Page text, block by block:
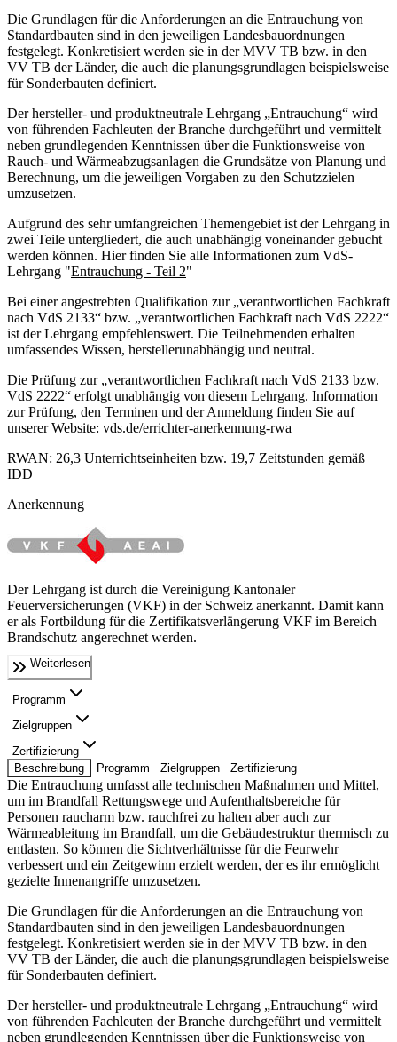
Die Grundlagen für die Anforderungen an die Entrauchung von
Standardbauten sind in den jeweiligen Landesbauordnungen
festgelegt. Konkretisiert werden sie in der MVV TB bzw. in den
VV TB der Länder, die auch die planungsgrundlagen beispielsweise
für Sonderbauten definiert.
Der hersteller- und produktneutrale Lehrgang „Entrauchung“ wird
von führenden Fachleuten der Branche durchgeführt und vermittelt
neben grundlegenden Kenntnissen über die Funktionsweise von
Rauch- und Wärmeabzugsanlagen die Grundsätze von Planung und
Berechnung, um die jeweiligen Vorgaben zu den Schutzzielen
umzusetzen.
Aufgrund des sehr umfangreichen Themengebiet ist der Lehrgang in
zwei Teile untergliedert, die auch unabhängig voneinander gebucht
werden können. Hier finden Sie alle Informationen zum VdS-
Lehrgang "Entrauchung - Teil 2"
Bei einer angestrebten Qualifikation zur „verantwortlichen Fachkraft
nach VdS 2133“ bzw. „verantwortlichen Fachkraft nach VdS 2222“
ist der Lehrgang empfehlenswert. Die Teilnehmenden erhalten
umfassendes Wissen, herstellerunabhängig und neutral.
Die Prüfung zur „verantwortlichen Fachkraft nach VdS 2133 bzw.
VdS 2222“ erfolgt unabhängig von diesem Lehrgang. Information
zur Prüfung, den Terminen und der Anmeldung finden Sie auf
unserer Website: vds.de/errichter-anerkennung-rwa
RWAN: 26,3 Unterrichtseinheiten bzw. 19,7 Zeitstunden gemäß
IDD
Anerkennung
Der Lehrgang ist durch die Vereinigung Kantonaler
Feuerversicherungen (VKF) in der Schweiz anerkannt. Damit kann
er als Fortbildung für die Zertifikatsverlängerung VKF im Bereich
Brandschutz angerechnet werden.
Weiterlesen
Programm
Zielgruppen
Zertifizierung
Beschreibung
Programm Zielgruppen Zertifizierung
Die Entrauchung umfasst alle technischen Maßnahmen und Mittel,
um im Brandfall Rettungswege und Aufenthaltsbereiche für
Personen raucharm bzw. rauchfrei zu halten aber auch zur
Wärmeableitung im Brandfall, um die Gebäudestruktur thermisch zu
entlasten. So können die Sichtverhältnisse für die Feurwehr
verbessert und ein Zeitgewinn erzielt werden, der es ihr ermöglicht
gezielte Innenangriffe umzusetzen.
Die Grundlagen für die Anforderungen an die Entrauchung von
Standardbauten sind in den jeweiligen Landesbauordnungen
festgelegt. Konkretisiert werden sie in der MVV TB bzw. in den
VV TB der Länder, die auch die planungsgrundlagen beispielsweise
für Sonderbauten definiert.
Der hersteller- und produktneutrale Lehrgang „Entrauchung“ wird
von führenden Fachleuten der Branche durchgeführt und vermittelt
neben grundlegenden Kenntnissen über die Funktionsweise von